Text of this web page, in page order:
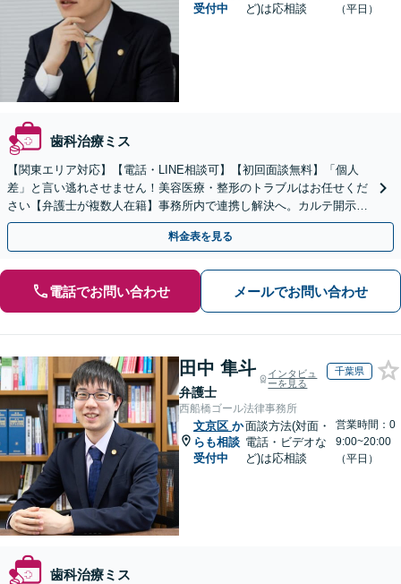
受付中
ど)は応相談
（平日）
歯科治療ミス
【関東エリア対応】【電話・LINE相談可】【初回面談無料】「個人
差」と言い逃れさせません！美容医療・整形のトラブルはお任せくだ
さい【弁護士が複数人在籍】事務所内で連携し解決へ。カルテ開示や
返金・賠償請求をサポートいたします【休日夜間面談可】
料金表を見る
電話でお問い合わせ メールでお問い合わせ
田中 隼斗
弁護士
インタビュ
ーを見る
千葉県
西船橋ゴール法律事務所
文京区 か
らも相談
受付中
面談方法(対面・
電話・ビデオな
ど)は応相談
営業時間：0
9:00~20:00
（平日）
歯科治療ミス